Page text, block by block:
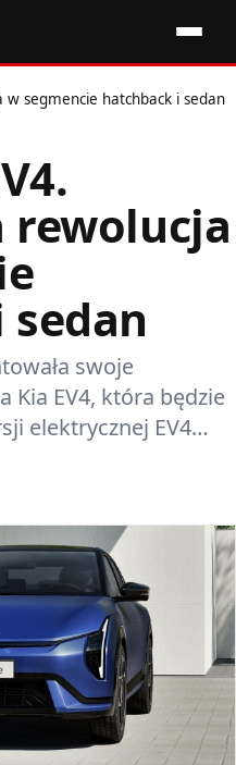
w segmencie hatchback i sedan
rewolucja
swoje
Kia EV4, która będzie
elektrycznej EV4…